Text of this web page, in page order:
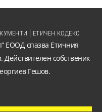
ЕООД спазва Етичния
Действителен собственик
Гешов.
ЕТИЧЕН КОДЕКС